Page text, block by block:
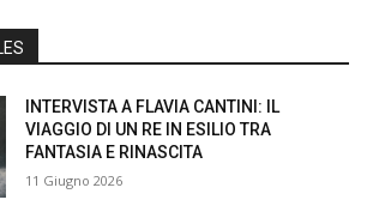
INTERVISTA A FLAVIA CANTINI: IL
VIAGGIO DI UN RE IN ESILIO TRA
FANTASIA E RINASCITA
11 Giugno 2026